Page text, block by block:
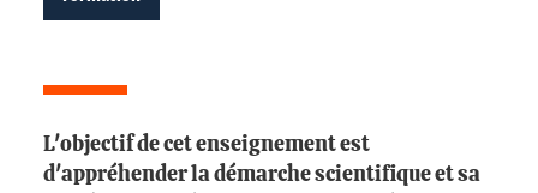
L'objectif de cet enseignement est
d'appréhender la démarche scientifique et sa